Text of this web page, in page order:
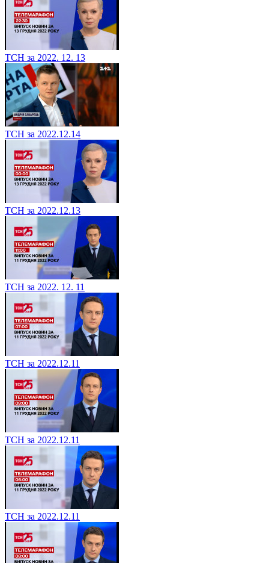
ТСН за 2022. 12. 13
ТСН за 2022.12.14
ТСН за 2022.12.13
ТСН за 2022. 12. 11
ТСН за 2022.12.11
ТСН за 2022.12.11
ТСН за 2022.12.11